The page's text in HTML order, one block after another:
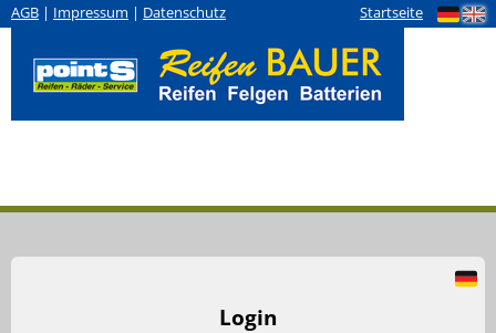
AGB | Impressum | Datenschutz Startseite
Login